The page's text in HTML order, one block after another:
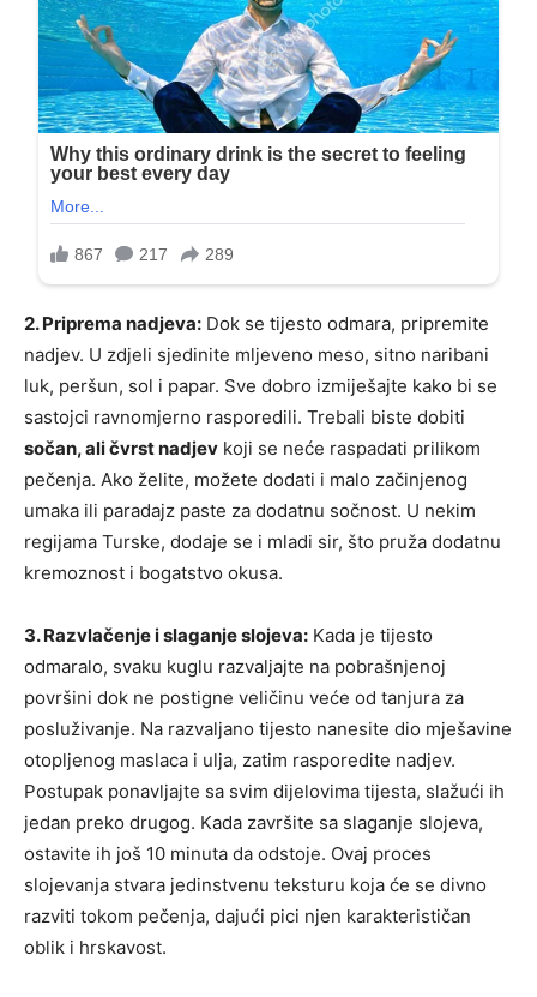
2. Priprema nadjeva: Dok se tijesto odmara, pripremite
nadjev. U zdjeli sjedinite mljeveno meso, sitno naribani
luk, peršun, sol i papar. Sve dobro izmiješajte kako bi se
sastojci ravnomjerno rasporedili. Trebali biste dobiti
sočan, ali čvrst nadjev koji se neće raspadati prilikom
pečenja. Ako želite, možete dodati i malo začinjenog
umaka ili paradajz paste za dodatnu sočnost. U nekim
regijama Turske, dodaje se i mladi sir, što pruža dodatnu
kremoznost i bogatstvo okusa.
3. Razvlačenje i slaganje slojeva: Kada je tijesto
odmaralo, svaku kuglu razvaljajte na pobrašnjenoj
površini dok ne postigne veličinu veće od tanjura za
posluživanje. Na razvaljano tijesto nanesite dio mješavine
otopljenog maslaca i ulja, zatim rasporedite nadjev.
Postupak ponavljajte sa svim dijelovima tijesta, slažući ih
jedan preko drugog. Kada završite sa slaganje slojeva,
ostavite ih još 10 minuta da odstoje. Ovaj proces
slojevanja stvara jedinstvenu teksturu koja će se divno
razviti tokom pečenja, dajući pici njen karakterističan
oblik i hrskavost.